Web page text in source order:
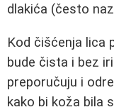
dlakića (često
Kod čišćenja lica
bude čista i bez
preporučuju i
kako bi koža bila